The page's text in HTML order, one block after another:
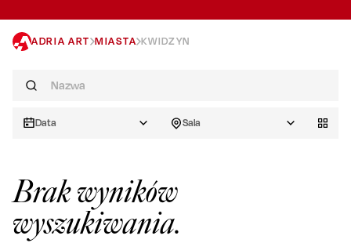
ADRIA ART MIASTA KWIDZYN
Data Sala
Brak wyników
wyszukiwania.